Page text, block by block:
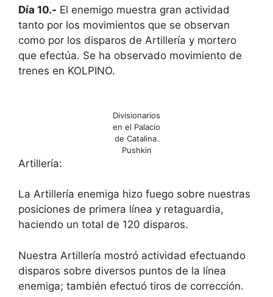
Día 10.- El enemigo muestra gran actividad
tanto por los movimientos que se observan
como por los disparos de Artillería y mortero
que efectúa. Se ha observado movimiento de
trenes en KOLPINO.
Divisionarios
en el Palacio
de Catalina.
Pushkin
Artillería:
La Artillería enemiga hizo fuego sobre nuestras
posiciones de primera línea y retaguardia,
haciendo un total de 120 disparos.
Nuestra Artillería mostró actividad efectuando
disparos sobre diversos puntos de la línea
enemiga; también efectuó tiros de corrección.